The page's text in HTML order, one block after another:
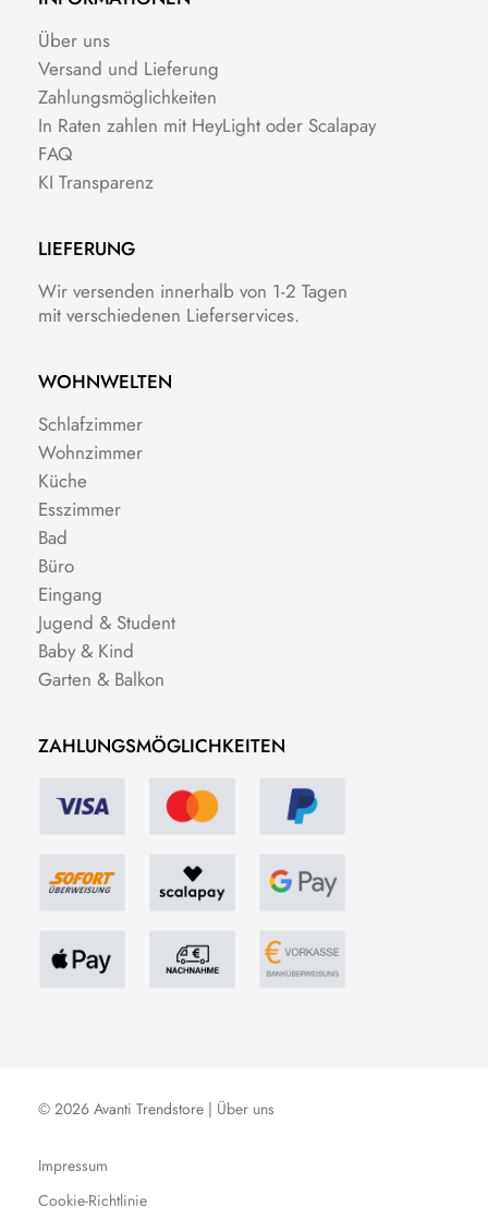
Über uns
Versand und Lieferung
Zahlungsmöglichkeiten
In Raten zahlen mit HeyLight oder Scalapay
FAQ
KI Transparenz
LIEFERUNG
Wir versenden innerhalb von 1-2 Tagen
mit verschiedenen Lieferservices.
WOHNWELTEN
Schlafzimmer
Wohnzimmer
Küche
Esszimmer
Bad
Büro
Eingang
Jugend & Student
Baby & Kind
Garten & Balkon
ZAHLUNGSMÖGLICHKEITEN
© 2026 Avanti Trendstore | Über uns
Impressum
Cookie-Richtlinie